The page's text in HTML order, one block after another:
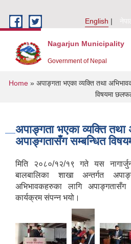
English
Nagarjun Municipality
Government of Nepal
You are here
Home » अपाङ्गता भएका व्यक्ति तथा
विषयमा
अपाङ्गता भएका व्यक्ति तथा
अपाङ्गतासँग सम्बन्धित
मिति २०८०/१२/१९ गते यस
बालबालिका शाखा अन्तर्गत
अभिभावकहरुका लागि
कार्यक्रम संपन्न भयो।